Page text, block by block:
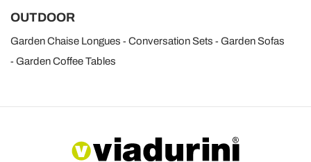
OUTDOOR
Garden Chaise Longues Conversation Sets
Garden Sofas
Garden Coffee Tables